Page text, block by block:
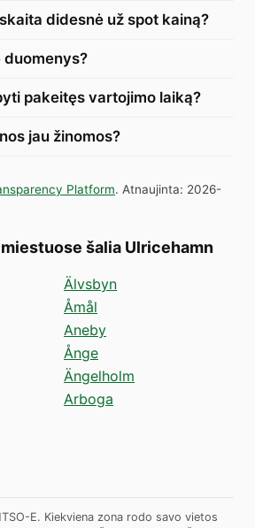
didesnė už spot kainą?
duomenys?
pakeitęs vartojimo laiką?
jau žinomos?
Platform. Atnaujinta: 2026-
šalia Ulricehamn
Älvsbyn
Åmål
Aneby
Ånge
Ängelholm
Arboga
E. Kiekviena zona rodo savo vietos